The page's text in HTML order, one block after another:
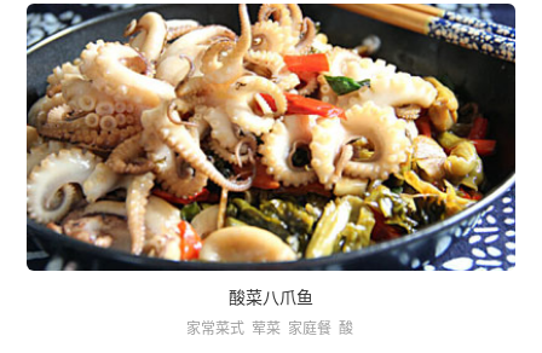
酸菜八爪鱼
家常菜式 荤菜 家庭餐 酸